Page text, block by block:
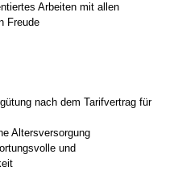
Arbeiten mit allen
Freude
nach dem Tarifvertrag für
Altersversorgung
und